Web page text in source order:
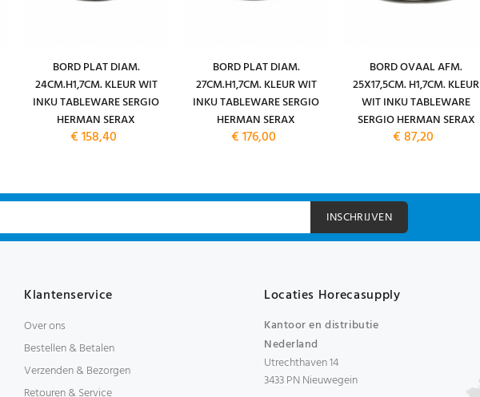
BORD PLAT DIAM.
24CM.H1,7CM. KLEUR WIT
INKU TABLEWARE SERGIO
HERMAN SERAX
€ 158,40
BORD PLAT DIAM.
27CM.H1,7CM. KLEUR WIT
INKU TABLEWARE SERGIO
HERMAN SERAX
€ 176,00
BORD OVAAL AFM.
25X17,5CM. H1,7CM. KLEUR
WIT INKU TABLEWARE
SERGIO HERMAN SERAX
€ 87,20
INSCHRIJVEN
Klantenservice
Over ons
Bestellen & Betalen
Verzenden & Bezorgen
Locaties Horecasupply
Kantoor en distributie
Nederland
Utrechthaven 14
3433 PN Nieuwegein